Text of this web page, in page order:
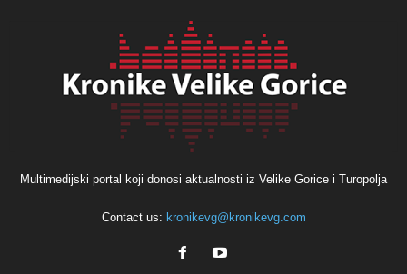
Multimedijski portal koji donosi aktualnosti iz Velike Gorice i Turopolja
Contact us: kronikevg@kronikevg.com